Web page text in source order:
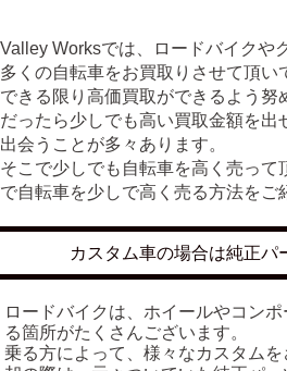
Valley Worksでは、ロードバイクや
多くの自転車をお買取りさせて頂い
できる限り高価買取ができるよう努
だったら少しでも高い買取金額を出
出会うことが多々あります。
そこで少しでも自転車を高く売って
で自転車を少しで高く売る方法をご
カスタム車の場合は純正パ
ロードバイクは、ホイールやコン
る箇所がたくさんございます。
乗る方によって、様々なカスタム